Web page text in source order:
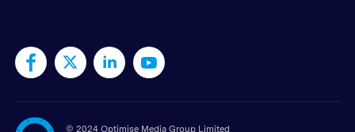
© 2024 Optimise Media Group Limited